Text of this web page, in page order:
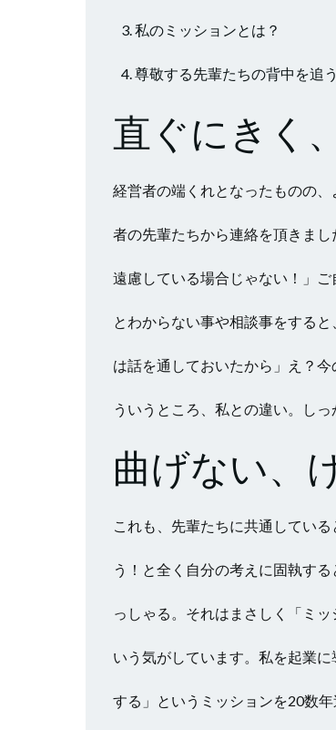
私のミッションとは？
尊敬する先輩たちの背中を追う
直ぐにきく
経営者の端くれとなったものの
者の先輩たちから連絡を頂きま
遠慮している場合じゃない！」
とわからない事や相談事をする
は話を通しておいたから」え？
ういうところ、私との違い。し
曲げない、
これも、先輩たちに共通してい
う！と全く自分の考えに固執す
っしゃる。それはまさしく「ミ
いう気がしています。私を起業
する」というミッションを20数